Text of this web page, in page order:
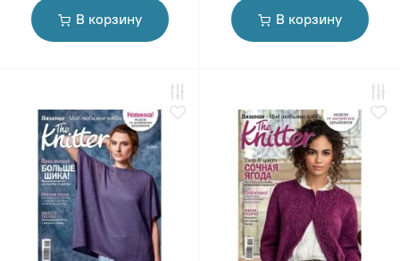
В корзину В корзину